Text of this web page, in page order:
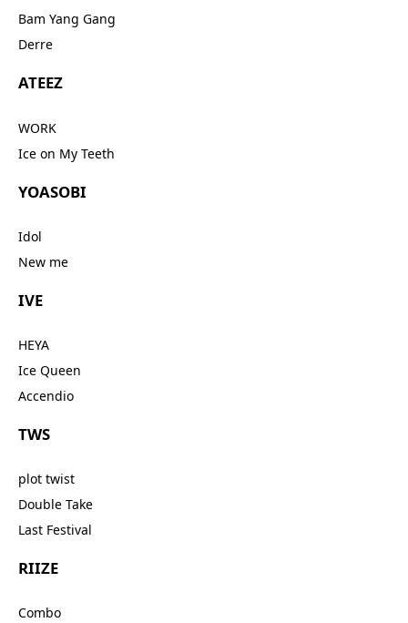
Bam Yang Gang
Derre
ATEEZ
WORK
Ice on My Teeth
YOASOBI
Idol
New me
IVE
HEYA
Ice Queen
Accendio
TWS
plot twist
Double Take
Last Festival
RIIZE
Combo